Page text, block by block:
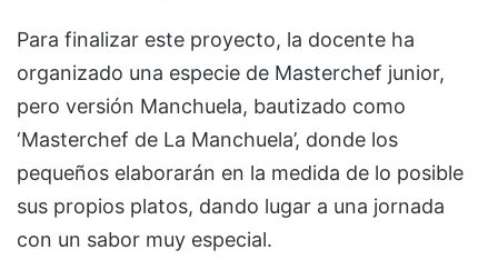
Para finalizar este proyecto, la docente ha
organizado una especie de Masterchef junior,
pero versión Manchuela, bautizado como
‘Masterchef de La Manchuela’, donde los
pequeños elaborarán en la medida de lo posible
sus propios platos, dando lugar a una jornada
con un sabor muy especial.